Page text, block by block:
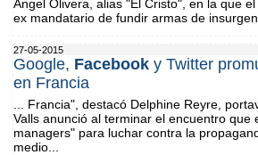
Angel Olivera, alias "El Cristo", en la que
ex mandatario de fundir armas de
27-05-2015
Google, Facebook y Twitter
en Francia
... Francia", destacó Delphine Reyre,
Valls anunció al terminar el encuentro
managers" para luchar contra la
medio...